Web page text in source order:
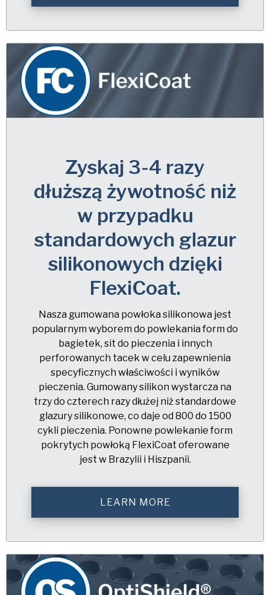
Zyskaj 3-4 razy
dłuższą żywotność niż
w przypadku
standardowych glazur
silikonowych dzięki
FlexiCoat.
Nasza gumowana powłoka silikonowa jest
popularnym wyborem do powlekania form do
bagietek, sit do pieczenia i innych
perforowanych tacek w celu zapewnienia
specyficznych właściwości i wyników
pieczenia. Gumowany silikon wystarcza na
trzy do czterech razy dłużej niż standardowe
glazury silikonowe, co daje od 800 do 1500
cykli pieczenia. Ponowne powlekanie form
pokrytych powłoką FlexiCoat oferowane
jest w Brazylii i Hiszpanii.
LEARN MORE